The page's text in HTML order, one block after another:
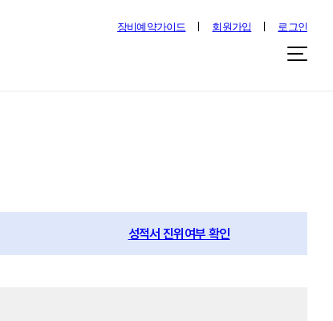
장비예약가이드 회원가입 로그인
성적서 진위여부 확인